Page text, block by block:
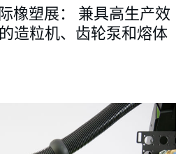
橡塑展： 兼具高生产效
造粒机、齿轮泵和熔体